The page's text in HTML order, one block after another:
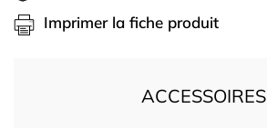
Imprimer la fiche produit
ACCESSOIRES